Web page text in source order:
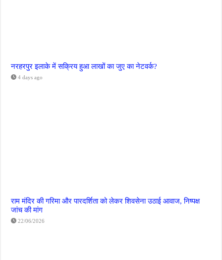
नरहरपुर इलाके में सक्रिय हुआ लाखों का जुए का नेटवर्क?
4 days ago
राम मंदिर की गरिमा और पारदर्शिता को लेकर शिवसेना उठाई आवाज, निष्पक्ष
जांच की मांग
22/06/2026